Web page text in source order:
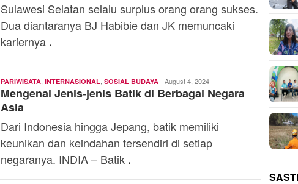
Sulawesi Selatan selalu surplus orang orang sukses.
Dua diantaranya BJ Habibie dan JK memuncaki
kariernya .
PARIWISATA, INTERNASIONAL, SOSIAL BUDAYA Andi
Mardana
August 4, 2024
Mengenal Jenis-jenis Batik di Berbagai Negara
Asia
Dari Indonesia hingga Jepang, batik memiliki
keunikan dan keindahan tersendiri di setiap
negaranya. INDIA – Batik .